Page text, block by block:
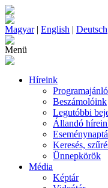
Magyar| English | Deutsch
Menü
Híreink
Programajánló
Beszámolóink
Legutóbbi
Állandó
Keresés,
Ünnepkörök
Média
Képtár